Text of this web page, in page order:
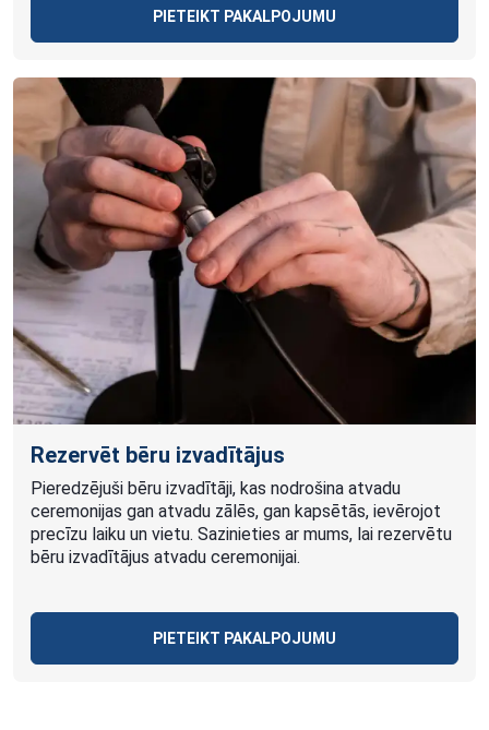
PIETEIKT PAKALPOJUMU
Rezervēt bēru izvadītājus
Pieredzējuši bēru izvadītāji, kas nodrošina atvadu
ceremonijas gan atvadu zālēs, gan kapsētās, ievērojot
precīzu laiku un vietu. Sazinieties ar mums, lai rezervētu
bēru izvadītājus atvadu ceremonijai.
PIETEIKT PAKALPOJUMU